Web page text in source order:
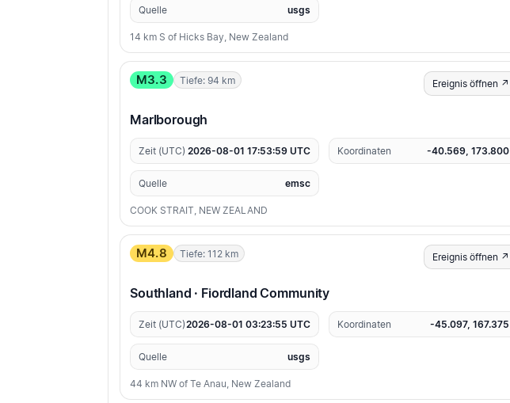
Quelle usgs
14 km S of Hicks Bay, New Zealand
M3.3 Tiefe: 94 km Ereignis öffnen ↗
Marlborough
Zeit (UTC) 2026-08-01 17:53:59 UTC Koordinaten -40.569, 173.800
Quelle emsc
COOK STRAIT, NEW ZEALAND
M4.8 Tiefe: 112 km Ereignis öffnen ↗
Southland · Fiordland Community
Zeit (UTC)2026-08-01 03:23:55 UTC Koordinaten -45.097, 167.375
Quelle usgs
44 km NW of Te Anau, New Zealand